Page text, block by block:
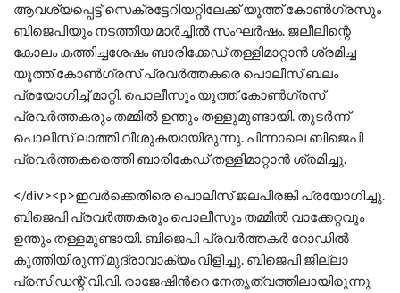
ആവശ്യപ്പെട്ട് സെക്രട്ടേറിയറ്റിലേക്ക് യൂത്ത് കോൺഗ്രസും
ബിജെപിയും നടത്തിയ മാർച്ചിൽ സംഘർഷം. ജലീലിന്റെ
കോലം കത്തിച്ചശേഷം ബാരിക്കേഡ് തള്ളിമാറ്റാൻ ശ്രമിച്ച
യൂത്ത് കോൺഗ്രസ് പ്രവർത്തകരെ പൊലീസ് ബലം
പ്രയോഗിച്ച് മാറ്റി. പൊലീസും യൂത്ത് കോൺഗ്രസ്
പ്രവർത്തകരും തമ്മിൽ ഉന്തും തള്ളുമുണ്ടായി. തുടർന്ന്
പൊലീസ് ലാത്തി വീശുകയായിരുന്നു. പിന്നാലെ ബിജെപി
പ്രവർത്തകരെത്തി ബാരികേഡ് തള്ളിമാറ്റാൻ ശ്രമിച്ചു.
</div><p>ഇവർക്കെതിരെ പൊലീസ് ജലപീരങ്കി പ്രയോഗിച്ചു.
ബിജെപി പ്രവർത്തകരും പൊലീസും തമ്മിൽ വാക്കേറ്റവും
ഉന്തും തള്ളമുണ്ടായി. ബിജെപി പ്രവർത്തകർ റോഡിൽ
കുത്തിയിരുന്ന് മുദ്രാവാക്യം വിളിച്ചു. ബിജെപി ജില്ലാ
പ്രസിഡന്റ് വി.വി. രാജേഷിന്‍റെ നേതൃത്വത്തിലായിരുന്നു